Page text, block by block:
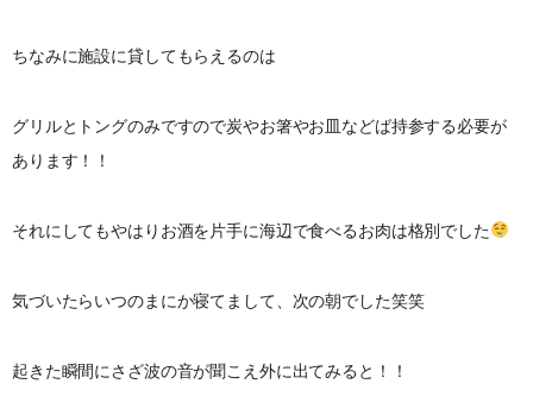
ちなみに施設に貸してもらえるのは
グリルとトングのみですので炭やお箸やお皿などば持参する必要が
あります！！
それにしてもやはりお酒を片手に海辺で食べるお肉は格別でした
気づいたらいつのまにか寝てまして、次の朝でした笑笑
起きた瞬間にさざ波の音が聞こえ外に出てみると！！